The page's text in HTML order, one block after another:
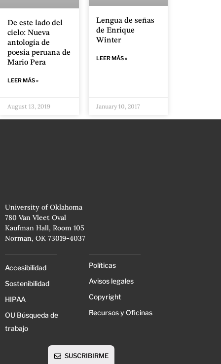
De este lado del
cielo: Nueva
antología de
poesía peruana de
Mario Pera
LEER MÁS »
August 13, 2019
Lengua de señas
de Enrique
Winter
LEER MÁS »
January 10, 2017
University of Oklahoma
780 Van Vleet Oval
Kaufman Hall, Room 105
Norman, OK 73019-4037
Accesibilidad
Sostenibilidad
HIPAA
OU Búsqueda de
trabajo
Políticas
Avisos legales
Copyright
Recursos y Oficinas
SUSCRIBIRME